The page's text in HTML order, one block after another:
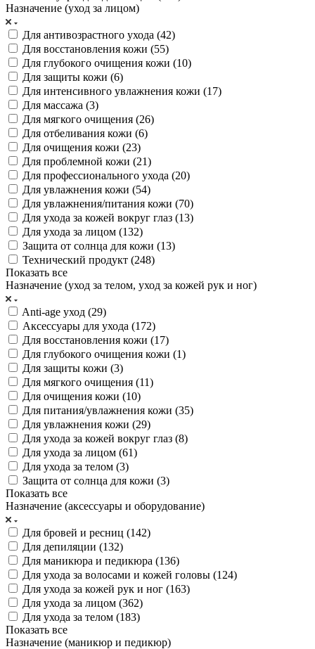
Назначение (уход за лицом)
Для антивозрастного ухода (42)
Для восстановления кожи (55)
Для глубокого очищения кожи (10)
Для защиты кожи (6)
Для интенсивного увлажнения кожи (17)
Для массажа (3)
Для мягкого очищения (26)
Для отбеливания кожи (6)
Для очищения кожи (23)
Для проблемной кожи (21)
Для профессионального ухода (20)
Для увлажнения кожи (54)
Для увлажнения/питания кожи (70)
Для ухода за кожей вокруг глаз (13)
Для ухода за лицом (132)
Защита от солнца для кожи (13)
Технический продукт (248)
Показать все
Назначение (уход за телом, уход за кожей рук и ног)
Anti-age уход (29)
Аксессуары для ухода (172)
Для восстановления кожи (17)
Для глубокого очищения кожи (1)
Для защиты кожи (3)
Для мягкого очищения (11)
Для очищения кожи (10)
Для питания/увлажнения кожи (35)
Для увлажнения кожи (29)
Для ухода за кожей вокруг глаз (8)
Для ухода за лицом (61)
Для ухода за телом (3)
Защита от солнца для кожи (3)
Показать все
Назначение (аксессуары и оборудование)
Для бровей и ресниц (142)
Для депиляции (132)
Для маникюра и педикюра (136)
Для ухода за волосами и кожей головы (124)
Для ухода за кожей рук и ног (163)
Для ухода за лицом (362)
Для ухода за телом (183)
Показать все
Назначение (маникюр и педикюр)